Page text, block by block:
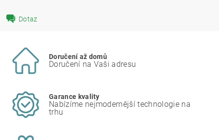
Dotaz
Doručení až domů
Doručení na Vaši adresu
Garance kvality
Nabízíme nejmodernější technologie na
trhu